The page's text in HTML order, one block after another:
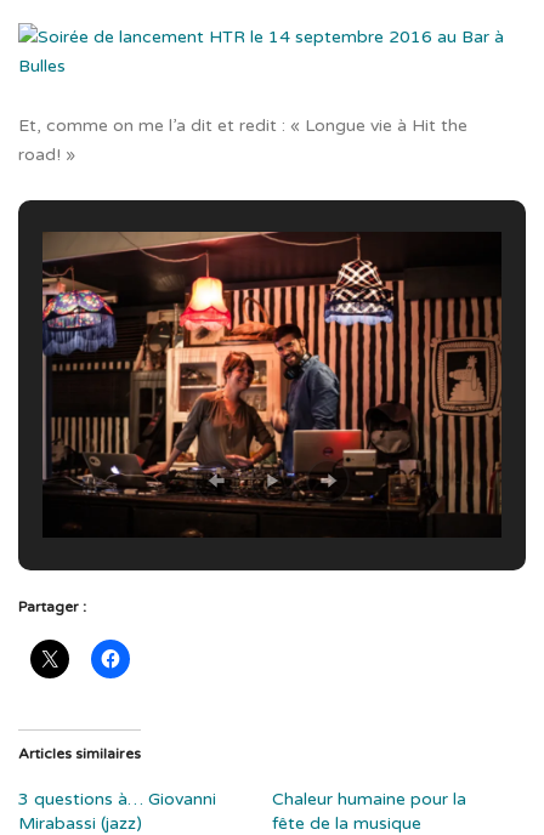
Et, comme on me l’a dit et redit : « Longue vie à Hit the
road! »
Partager :
Articles similaires
3 questions à… Giovanni
Mirabassi (jazz)
Chaleur humaine pour la
fête de la musique